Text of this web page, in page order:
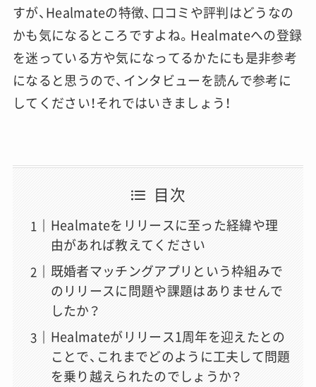
すが、Healmateの特徴、口コミや評判はどうなの
かも気になるところですよね。Healmateへの登録
を迷っている方や気になってるかたにも是非参考
になると思うので、インタビューを読んで参考に
してください！それではいきましょう！
目次
Healmateをリリースに至った経緯や理
由があれば教えてください
既婚者マッチングアプリという枠組みで
のリリースに問題や課題はありませんで
したか？
Healmateがリリース1周年を迎えたとの
ことで、これまでどのように工夫して問題
を乗り越えられたのでしょうか？